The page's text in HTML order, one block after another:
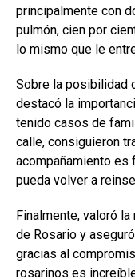
principalmente con
pulmón, cien por
lo mismo que le
Sobre la posibilidad
destacó la
tenido casos de
calle, consiguieron
acompañamiento es
pueda volver a
Finalmente, valoró
de Rosario y
gracias al
rosarinos es